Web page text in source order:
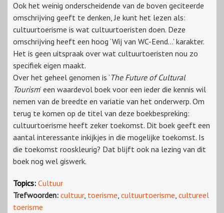
Ook het weinig onderscheidende van de boven geciteerde
omschrijving geeft te denken, Je kunt het lezen als:
cultuurtoerisme is wat cultuurtoeristen doen. Deze
omschrijving heeft een hoog ‘Wij van WC-Eend…’ karakter.
Het is geen uitspraak over wat cultuurtoeristen nou zo
specifiek eigen maakt.
Over het geheel genomen is ‘ The Future of Cultural
Tourism’ een waardevol boek voor een ieder die kennis wil
nemen van de breedte en variatie van het onderwerp. Om
terug te komen op de titel van deze boekbespreking:
cultuurtoerisme heeft zeker toekomst. Dit boek geeft een
aantal interessante inkijkjes in die mogelijke toekomst. Is
die toekomst rooskleurig? Dat blijft ook na lezing van dit
boek nog wel giswerk.
Topics: Cultuur
Trefwoorden: cultuur, toerisme, cultuurtoerisme, cultureel
toerisme